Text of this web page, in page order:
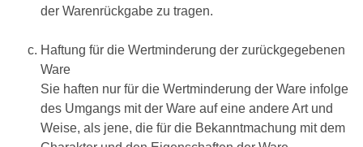
der Warenrückgabe zu tragen.
Haftung für die Wertminderung der zurückgegebenen
Ware
Sie haften nur für die Wertminderung der Ware infolge
des Umgangs mit der Ware auf eine andere Art und
Weise, als jene, die für die Bekanntmachung mit dem